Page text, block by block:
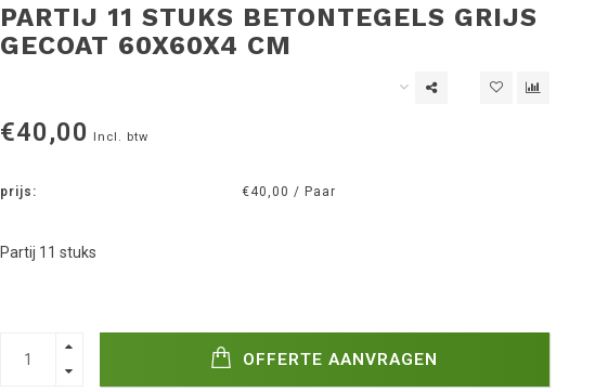
PARTIJ 11 STUKS BETONTEGELS GRIJS
GECOAT 60X60X4 CM
€40,00 Incl. btw
prijs: €40,00 / Paar
Partij 11 stuks
OFFERTE AANVRAGEN